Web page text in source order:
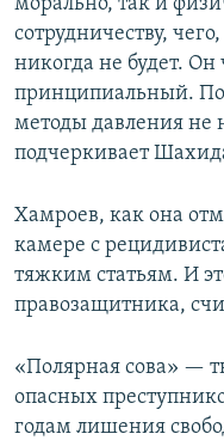
сотрудничеству,
никогда не будет. Он
принципиальный.
методы давления не
подчеркивает
Хамроев, как она
камере с
тяжким статьям. И
правозащитника,
«Полярная сова» —
опасных
годам лишения